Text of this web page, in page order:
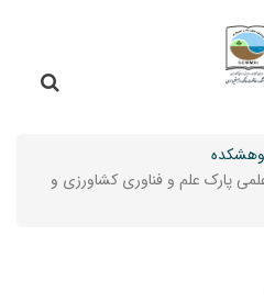
پارک علم و فناوری کشاورزی و